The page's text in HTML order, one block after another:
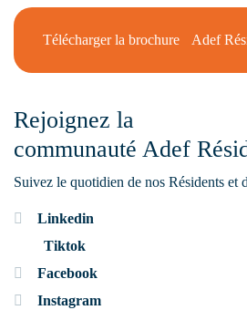
Télécharger la brochure Adef
Rejoignez la
communauté Adef
Suivez le quotidien de nos Résidents et
Linkedin
Tiktok
Facebook
Instagram